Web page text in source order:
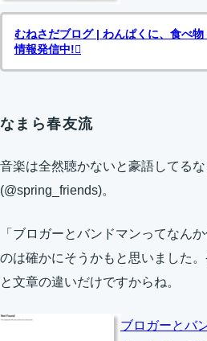
むねさだブログ | わんぱくに、食べ
情報発信中!
なまら春友流
音楽は全然聴かないと豪語してる
(@spring_friends)。
「ブロガーとバンドマンってなん
のは確かにそうかもと思いました
と文章の違いだけですからね。
ブロガーとバ